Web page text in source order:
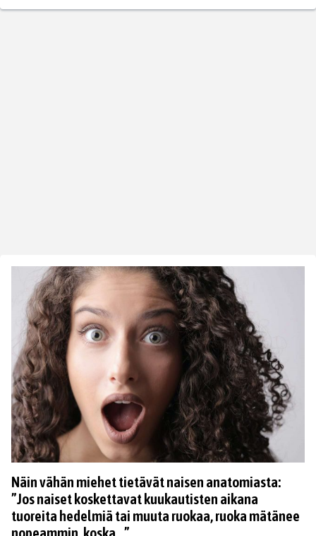
Näin vähän miehet tietävät naisen anatomiasta:
”Jos naiset koskettavat kuukautisten aikana
tuoreita hedelmiä tai muuta ruokaa, ruoka mätänee
nopeammin, koska…”